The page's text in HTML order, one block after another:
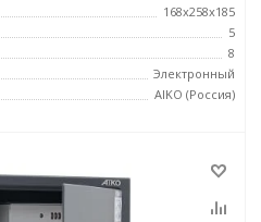
168x258x185
5
8
Электронный
AIKO (Россия)